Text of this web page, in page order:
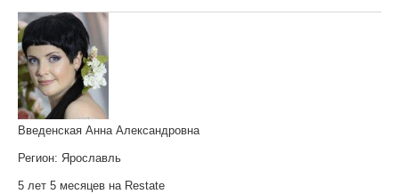
Введенская Анна Александровна
Регион: Ярославль
5 лет 5 месяцев на Restate